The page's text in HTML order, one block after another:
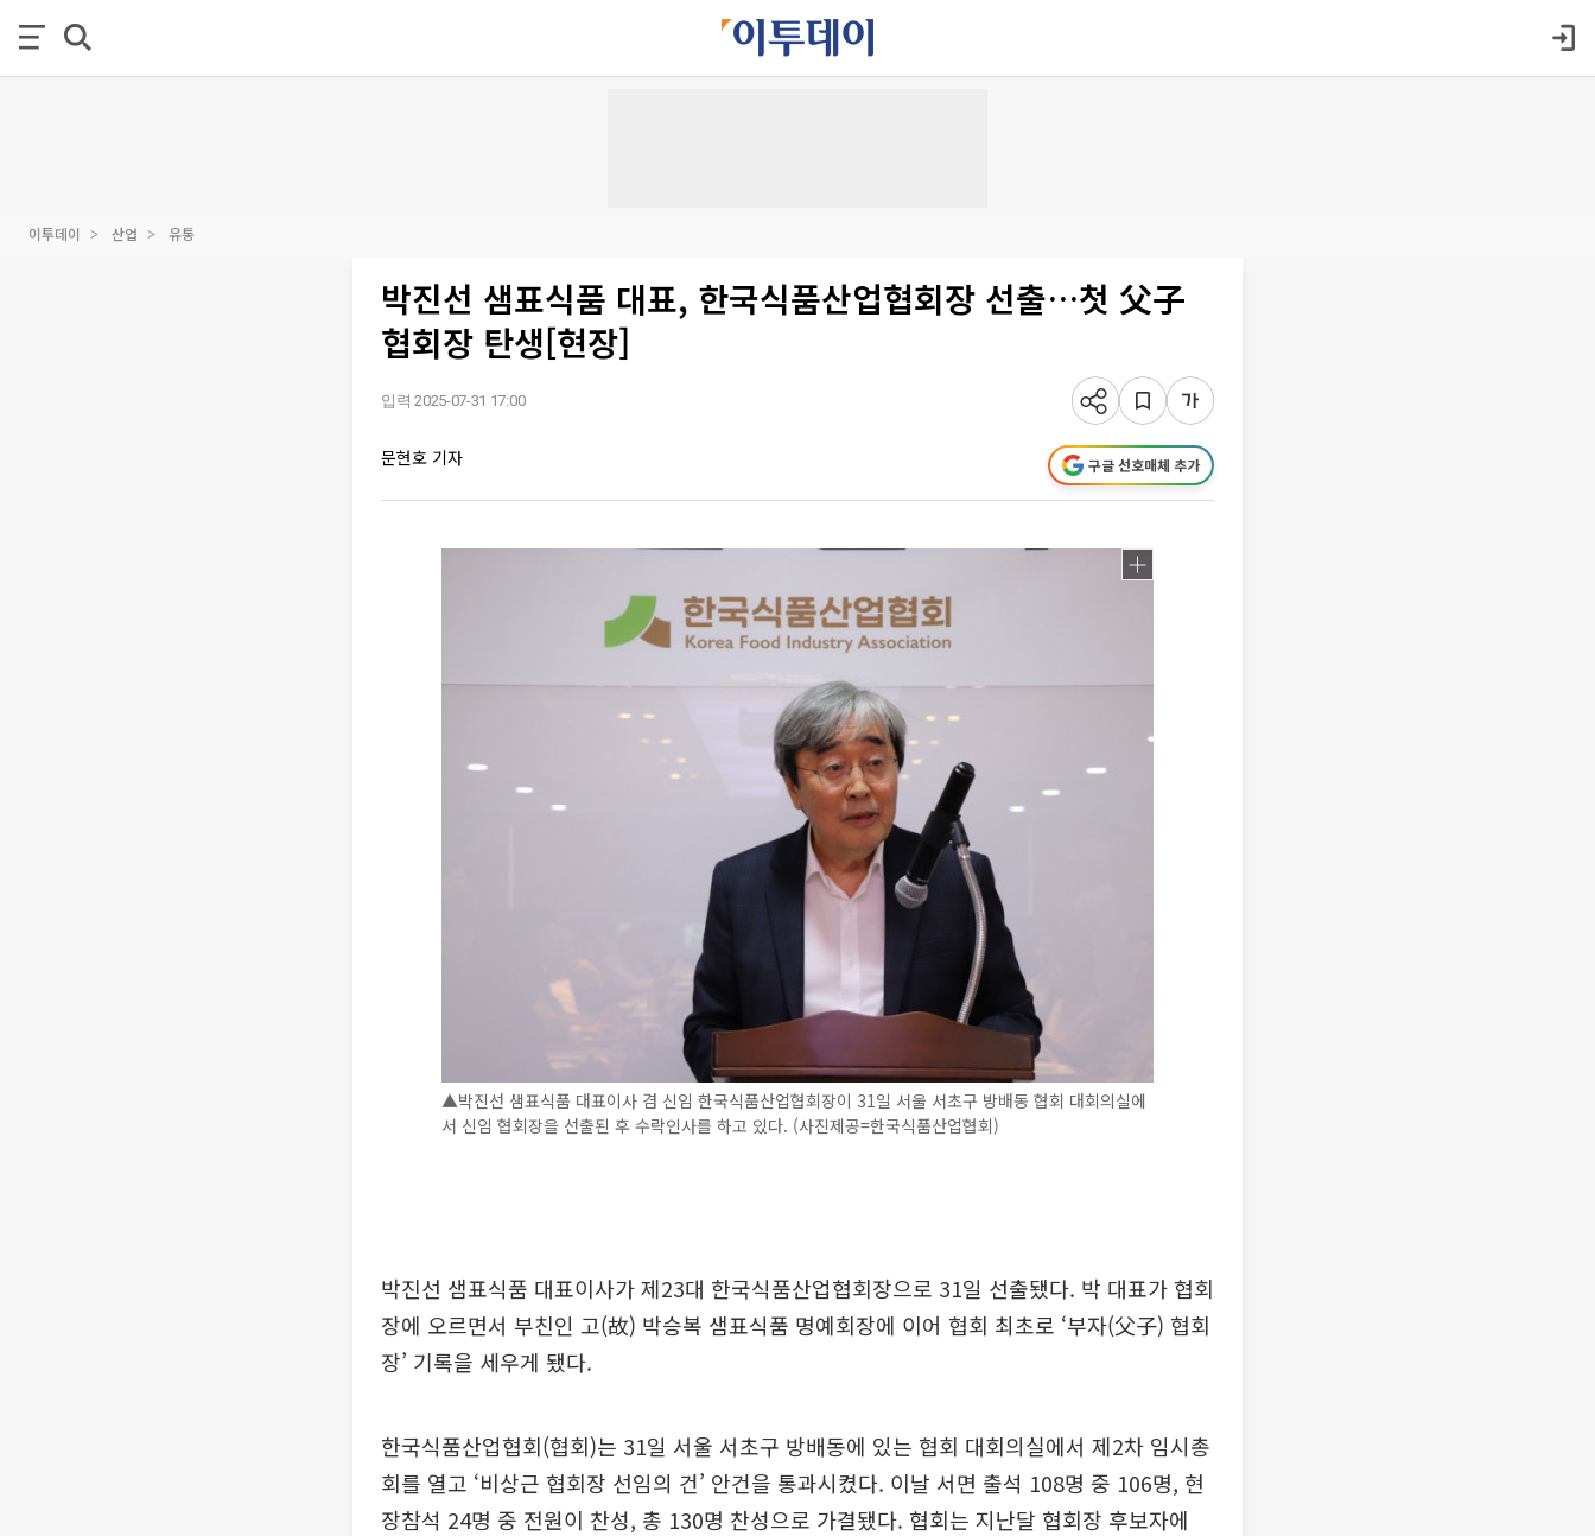
이투데이 산업 유통
박진선 샘표식품 대표, 한국식품산업협회장 선출…첫 父子
협회장 탄생[현장]
입력 2025-07-31 17:00
문현호 기자 구글 선호매체 추가
▲박진선 샘표식품 대표이사 겸 신임 한국식품산업협회장이 31일 서울 서초구 방배동 협회 대회의실에
서 신임 협회장을 선출된 후 수락인사를 하고 있다. (사진제공=한국식품산업협회)
박진선 샘표식품 대표이사가 제23대 한국식품산업협회장으로 31일 선출됐다. 박 대표가 협회
장에 오르면서 부친인 고(故) 박승복 샘표식품 명예회장에 이어 협회 최초로 ‘부자(父子) 협회
장’ 기록을 세우게 됐다.
한국식품산업협회(협회)는 31일 서울 서초구 방배동에 있는 협회 대회의실에서 제2차 임시총
회를 열고 ‘비상근 협회장 선임의 건’ 안건을 통과시켰다. 이날 서면 출석 108명 중 106명, 현
장참석 24명 중 전원이 찬성, 총 130명 찬성으로 가결됐다. 협회는 지난달 협회장 후보자에